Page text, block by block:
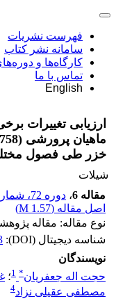
فهرست نشریات
سامانه نشر کتاب
کارگاه‌ها و
تماس با ما
English
ارزیابی تغییرات
خزر طی فصول
شیلات
مقاله 6
، دوره 72، شماره 4
اصل مقاله (1.57 M
)
نوع مقاله: مقاله
شناسه دیجیتال (DOI):
نویسندگان
حجت اله جعفریان*
1؛
مصطفی عقیلی نزاد4